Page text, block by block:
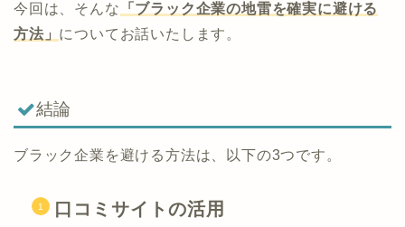
今回は、そんな 「ブラック企業の地雷を確実に避ける
方法」 についてお話いたします。
結論
ブラック企業を避ける方法は、以下の3つです。
口コミサイトの活用